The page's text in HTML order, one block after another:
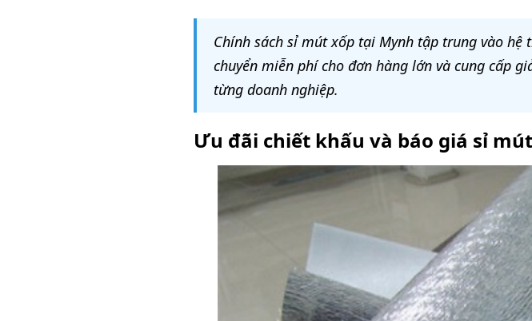
Chính sách sỉ mút xốp tại Mynh tập trung vào
chuyển miễn phí cho đơn hàng lớn và cung cấp
từng doanh nghiệp.
Ưu đãi chiết khấu và báo giá sỉ